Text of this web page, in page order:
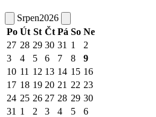
Srpen2026
Po Út St Čt Pá So Ne
27 28 29 30 31 1
2
3
4 5 6 7 8
9
10 11 12 13 14 15 16
17 18 19 20 21 22 23
24 25 26 27 28 29 30
31 1 2 3 4 5 6